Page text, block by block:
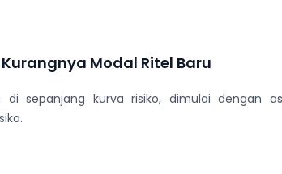
Modal Ritel Baru
sepanjang kurva risiko, dimulai dengan